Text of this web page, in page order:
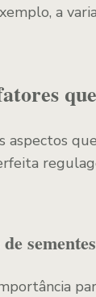
a
aspectos
sementes